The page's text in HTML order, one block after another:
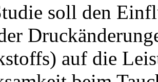
soll den
auf die